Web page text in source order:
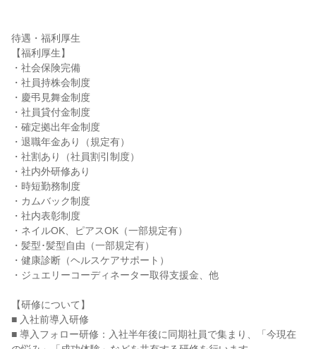
待遇・福利厚生
【福利厚生】
・社会保険完備
・社員持株会制度
・慶弔見舞金制度
・社員貸付金制度
・確定拠出年金制度
・退職年金あり（規定有）
・社割あり（社員割引制度）
・社内外研修あり
・時短勤務制度
・カムバック制度
・社内表彰制度
・ネイルOK、ピアスOK（一部規定有）
・髪型･髪型自由（一部規定有）
・健康診断（ヘルスケアサポート）
・ジュエリーコーディネーター取得支援金、他
【研修について】
■ 入社前導入研修
■ 導入フォロー研修：入社半年後に同期社員で集まり、「今現在